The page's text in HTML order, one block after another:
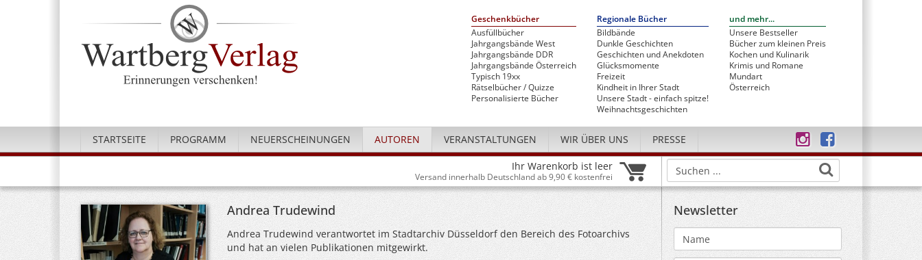
Geschenkbücher
Ausfüllbücher
Jahrgangsbände West
Jahrgangsbände DDR
Jahrgangsbände Österreich
Typisch 19xx
Rätselbücher / Quizze
Personalisierte Bücher
Regionale Bücher
Bildbände
Dunkle Geschichten
Geschichten und Anekdoten
Glücksmomente
Freizeit
Kindheit in Ihrer Stadt
Unsere Stadt - einfach spitze!
Weihnachtsgeschichten
und mehr...
Unsere Bestseller
Bücher zum kleinen Preis
Kochen und Kulinarik
Krimis und Romane
Mundart
Österreich
STARTSEITE PROGRAMM NEUERSCHEINUNGEN AUTOREN VERANSTALTUNGEN WIR ÜBER UNS PRESSE
Ihr Warenkorb ist leer
Versand innerhalb Deutschland ab 9,90 € kostenfrei
Andrea Trudewind
Andrea Trudewind verantwortet im Stadtarchiv Düsseldorf den Bereich des Fotoarchivs
und hat an vielen Publikationen mitgewirkt.
Newsletter